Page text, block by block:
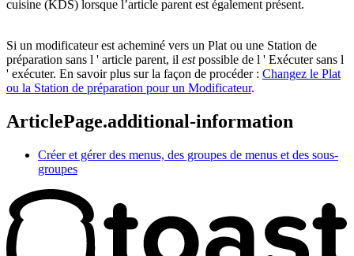
cuisine (KDS) lorsque l’article parent est également présent.
Si un modificateur est acheminé vers un Plat ou une Station de
préparation sans l ' article parent, il estpossible de l ' Exécuter sans l
' exécuter. En savoir plus sur la façon de procéder : Changez le Plat
ou la Station de préparation pour un Modificateur.
ArticlePage.additional-information
Créer et gérer des menus, des groupes de menus et des sous-
groupes